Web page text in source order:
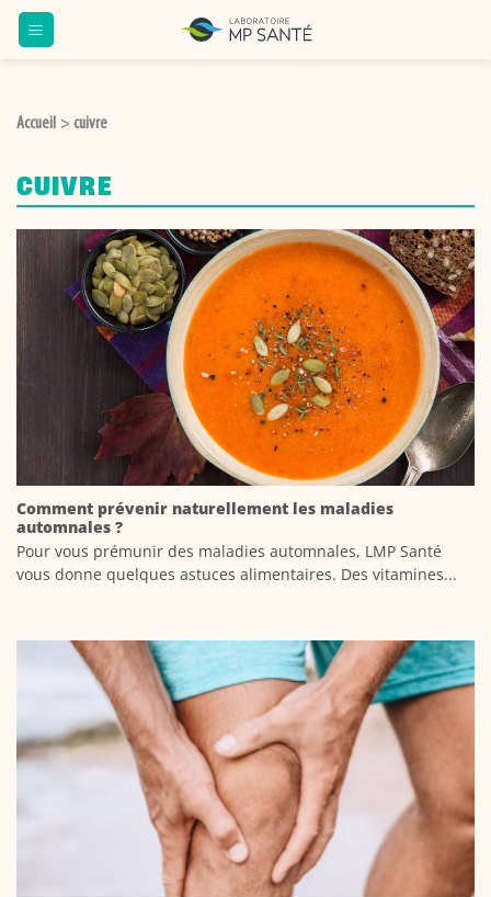
Passer
au
Accueil > cuivre
CUIVRE
Comment prévenir naturellement les maladies
automnales ?
Pour vous prémunir des maladies automnales, LMP Santé
vous donne quelques astuces alimentaires. Des vitamines...